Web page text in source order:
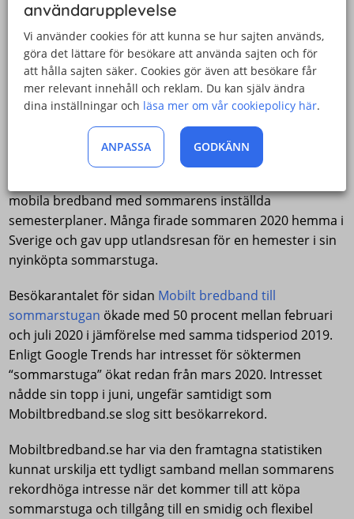
Det verkar alltså som att större surfmängder fick en
skjuts av den rådande pandemin. Abonnemanget Tre
Obegränsat håller sig oförändrat kvar på förstaplatsen
även under år 2020.
Fler i behov av uppkoppling ute i
sommarstugan under hemestern
Enligt statistiken presenterad av Mobiltbredband.se går
mobila bredband med sommarens inställda
semesterplaner. Många firade sommaren 2020 hemma i
Sverige och gav upp utlandsresan för en hemester i sin
nyinköpta sommarstuga.
Besökarantalet för sidan Mobilt bredband till
sommarstugan ökade med 50 procent mellan februari
och juli 2020 i jämförelse med samma tidsperiod 2019.
Enligt Google Trends har intresset för söktermen
“sommarstuga” ökat redan från mars 2020. Intresset
nådde sin topp i juni, ungefär samtidigt som
Mobiltbredband.se slog sitt besökarrekord.
Mobiltbredband.se har via den framtagna statistiken
kunnat urskilja ett tydligt samband mellan sommarens
rekordhöga intresse när det kommer till att köpa
sommarstuga och tillgång till en smidig och flexibel
användarupplevelse
Vi använder cookies för att kunna se hur sajten används,
göra det lättare för besökare att använda sajten och för
att hålla sajten säker. Cookies gör även att besökare får
mer relevant innehåll och reklam. Du kan själv ändra
dina inställningar och läsa mer om vår cookiepolicy här.
ANPASSA GODKÄNN